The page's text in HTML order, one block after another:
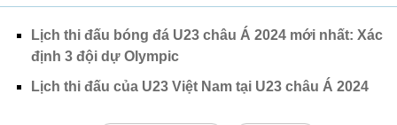
Lịch thi đấu bóng đá U23 châu Á 2024 mới nhất: Xác
định 3 đội dự Olympic
Lịch thi đấu của U23 Việt Nam tại U23 châu Á 2024